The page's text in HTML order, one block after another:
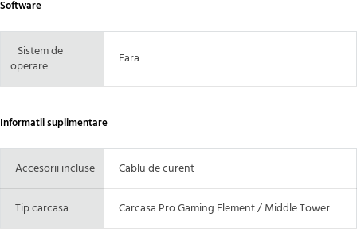
Software
Sistem de
operare
Fara
Informatii suplimentare
Accesorii incluse Cablu de curent
Tip carcasa Carcasa Pro Gaming Element / Middle Tower